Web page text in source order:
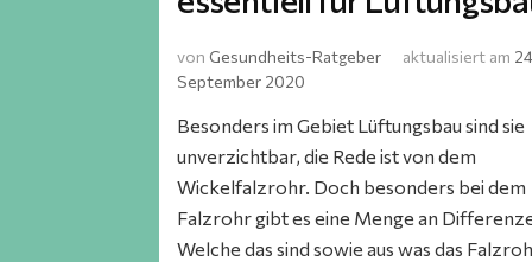
von Gesundheits-Ratgeber aktualisiert am
September 2020
Besonders im Gebiet Lüftungsbau sind sie
unverzichtbar, die Rede ist von dem
Wickelfalzrohr. Doch besonders bei dem
Falzrohr gibt es eine Menge an
Welche das sind sowie aus was das